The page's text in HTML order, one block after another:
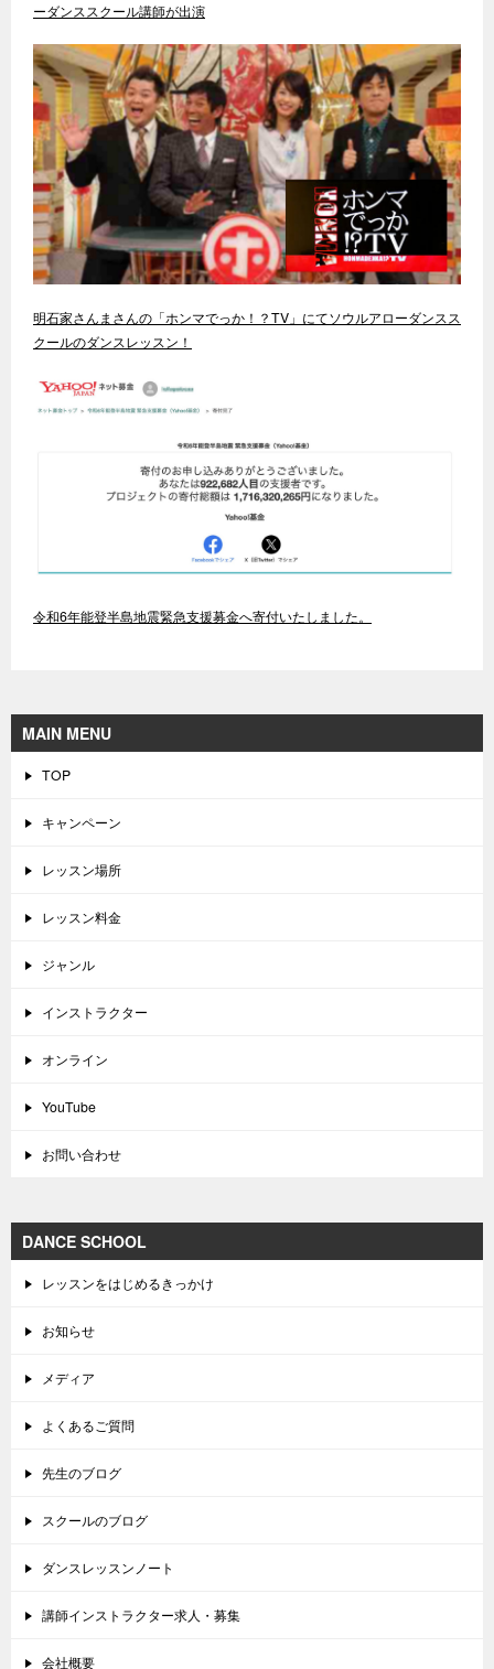
ーダンススクール講師が出演
明石家さんまさんの「ホンマでっか！？TV」にてソウルアローダンスス
クールのダンスレッスン！
令和6年能登半島地震緊急支援募金へ寄付いたしました。
MAIN MENU
TOP
キャンペーン
レッスン場所
レッスン料金
ジャンル
インストラクター
オンライン
YouTube
お問い合わせ
DANCE SCHOOL
レッスンをはじめるきっかけ
お知らせ
メディア
よくあるご質問
先生のブログ
スクールのブログ
ダンスレッスンノート
講師インストラクター求人・募集
会社概要